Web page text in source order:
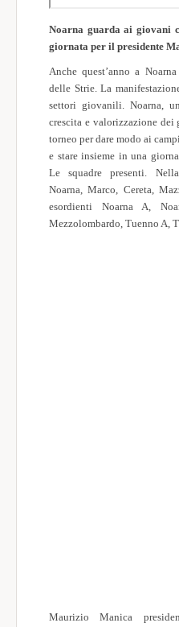
Noarna guarda ai giovani
giornata per il presidente
Anche quest’anno a
delle Strie. La
settori giovanili. Noarna,
crescita e valorizzazione dei
torneo per dare modo ai
e stare insieme in una
Le squadre presenti.
Noarna, Marco, Cereta,
esordienti Noarna A,
Mezzolombardo, Tuenno A,
Maurizio Manica